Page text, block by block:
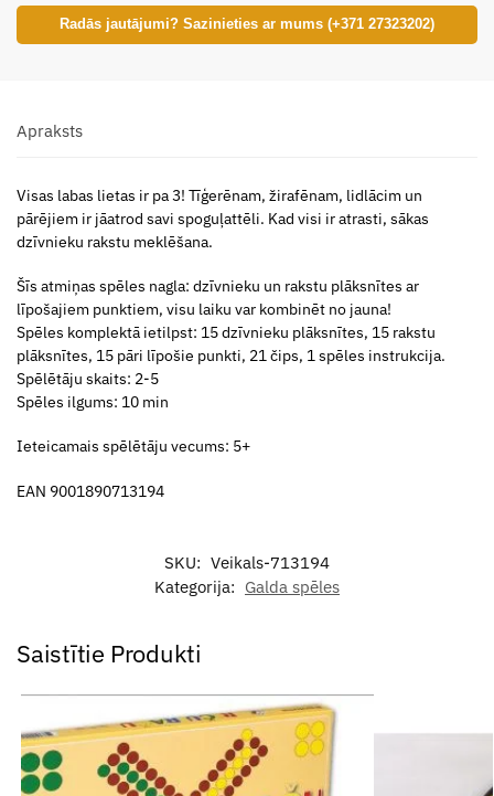
Radās jautājumi? Sazinieties ar mums (+371 27323202)
Apraksts
Visas labas lietas ir pa 3! Tīģerēnam, žirafēnam, lidlācim un
pārējiem ir jāatrod savi spoguļattēli. Kad visi ir atrasti, sākas
dzīvnieku rakstu meklēšana.
Šīs atmiņas spēles nagla: dzīvnieku un rakstu plāksnītes ar
līpošajiem punktiem, visu laiku var kombinēt no jauna!
Spēles komplektā ietilpst: 15 dzīvnieku plāksnītes, 15 rakstu
plāksnītes, 15 pāri līpošie punkti, 21 čips, 1 spēles instrukcija.
Spēlētāju skaits: 2-5
Spēles ilgums: 10 min
Ieteicamais spēlētāju vecums: 5+
EAN 9001890713194
SKU: Veikals-713194
Kategorija: Galda spēles
Saistītie Produkti